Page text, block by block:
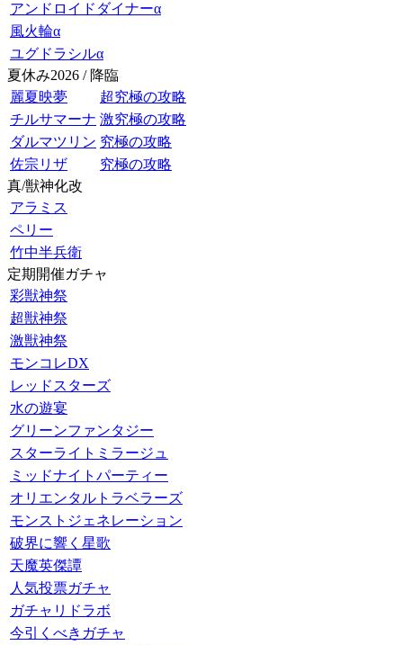
アンドロイドダイナーα
風火輪α
ユグドラシルα
夏休み2026 / 降臨
麗夏映夢
超究極の攻略
チルサマーナ 激究極の攻略
ダルマツリン 究極の攻略
佐宗リザ
究極の攻略
真/獣神化改
アラミス
ペリー
竹中半兵衛
定期開催ガチャ
彩獣神祭
超獣神祭
激獣神祭
モンコレDX
レッドスターズ
水の遊宴
グリーンファンタジー
スターライトミラージュ
ミッドナイトパーティー
オリエンタルトラベラーズ
モンストジェネレーション
破界に響く星歌
天魔英傑譚
人気投票ガチャ
ガチャリドラボ
今引くべきガチャ